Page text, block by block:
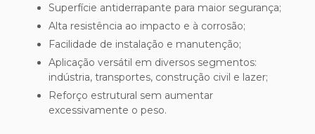
Superfície antiderrapante para maior segurança;
Alta resistência ao impacto e à corrosão;
Facilidade de instalação e manutenção;
Aplicação versátil em diversos segmentos:
indústria, transportes, construção civil e lazer;
Reforço estrutural sem aumentar
excessivamente o peso.